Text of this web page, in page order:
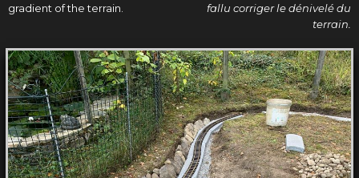
gradient of the terrain.
fallu corriger le dénivelé du
terrain.